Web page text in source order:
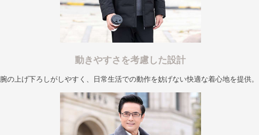
動きやすさを考慮した設計
腕の上げ下ろしがしやすく、日常生活での動作を妨げない快適な着心地を提供。